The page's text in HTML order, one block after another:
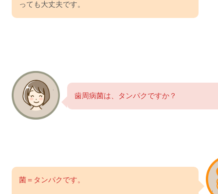
っても大丈夫です。
歯周病菌は、タンパクですか？
菌＝タンパクです。